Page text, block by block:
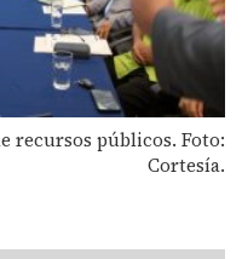
recursos públicos. Foto:
Cortesía.